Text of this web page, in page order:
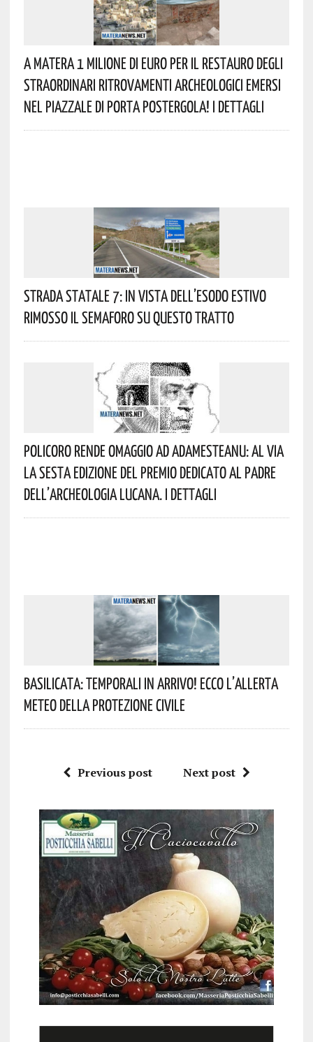
A Matera 1 Milione Di Euro Per Il Restauro Degli
Straordinari Ritrovamenti Archeologici Emersi
Nel Piazzale Di Porta Postergola! I Dettagli
Strada Statale 7: In Vista Dell’esodo Estivo
Rimosso Il Semaforo Su Questo Tratto
Policoro Rende Omaggio Ad Adamesteanu: Al Via
La Sesta Edizione Del Premio Dedicato Al Padre
Dell’archeologia Lucana. I Dettagli
Basilicata: Temporali In Arrivo! Ecco L’allerta
Meteo Della Protezione Civile
Previous post Next post